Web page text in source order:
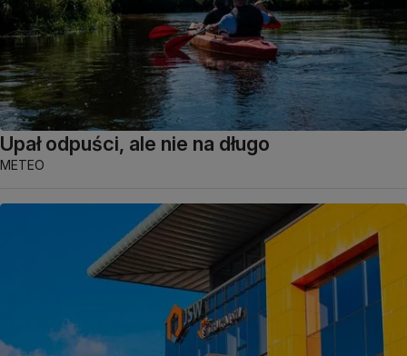
Upał odpuści, ale nie na długo
METEO